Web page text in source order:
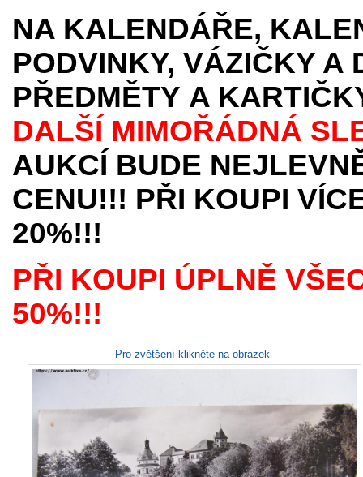
NA KALENDÁŘE,
PODVINKY, VÁZIČKY A
PŘEDMĚTY A
DALŠÍ MIMOŘÁDNÁ
AUKCÍ BUDE
CENU!!! PŘI KOUPI
20%!!!
PŘI KOUPI ÚPLNĚ
50%!!!
Pro zvětšení klikněte na obrázek